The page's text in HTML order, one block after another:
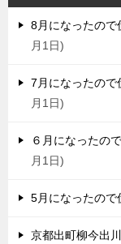
8月になったので
月1日
7月になったので
月1日
６月になったの
月1日
5月になったので
京都出町柳今出